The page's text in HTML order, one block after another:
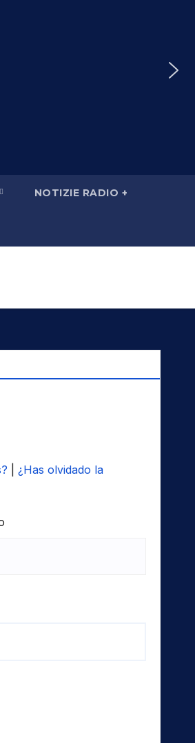
NOTIZIE RADIO +
¿Has olvidado la